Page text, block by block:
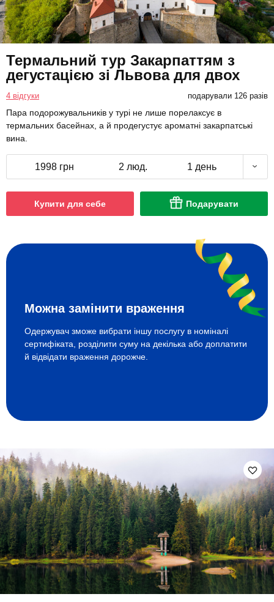
Термальний тур Закарпаттям з
дегустацією зі Львова для двох
4 відгуки подарували 126 разів
Пара подорожувальників у турі не лише порелаксує в
термальних басейнах, а й продегустує ароматні закарпатські
вина.
1998 грн 2 люд. 1 день
Купити для себе Подарувати
Можна замінити враження
Одержувач зможе вибрати іншу послугу в номіналі
сертифіката, розділити суму на декілька або доплатити
й відвідати враження дорожче.